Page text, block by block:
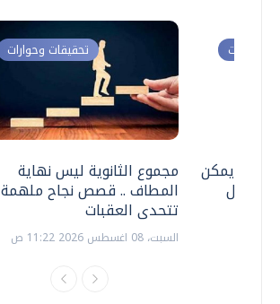
تحقيقات وحوارات
مجموع الثانوية ليس نهاية
المطاف .. قصص نجاح ملهمة
تتحدى العقبات
السبت، 08 اغسطس 2026 11:22 ص
وحوارات
.. هل يمكن
نتعامل